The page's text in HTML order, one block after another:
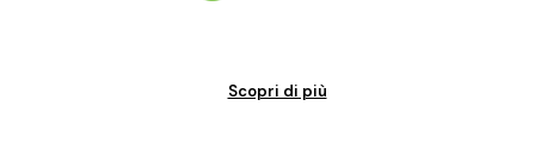
Scopri di più